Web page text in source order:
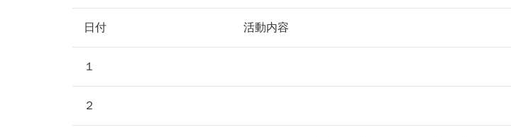
日付 活動内容
１
２